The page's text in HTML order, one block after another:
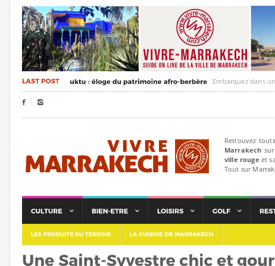
Embarquez dans un
 
Retrouvez
Marrakech
ville rouge et
Tout sur